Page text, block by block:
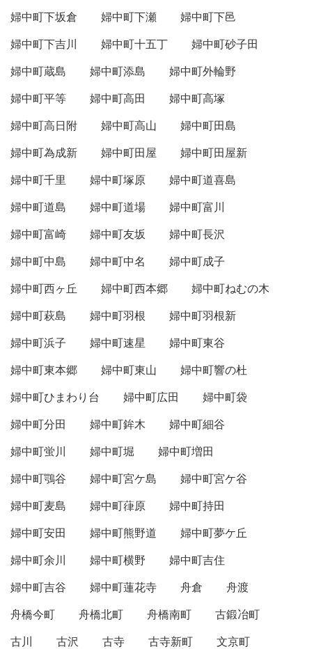
婦中町下坂倉
婦中町下瀬
婦中町下邑
婦中町下吉川
婦中町十五丁
婦中町砂子田
婦中町蔵島
婦中町添島
婦中町外輪野
婦中町平等
婦中町高田
婦中町高塚
婦中町高日附
婦中町高山
婦中町田島
婦中町為成新
婦中町田屋
婦中町田屋新
婦中町千里
婦中町塚原
婦中町道喜島
婦中町道島
婦中町道場
婦中町富川
婦中町富崎
婦中町友坂
婦中町長沢
婦中町中島
婦中町中名
婦中町成子
婦中町西ヶ丘
婦中町西本郷
婦中町ねむの木
婦中町萩島
婦中町羽根
婦中町羽根新
婦中町浜子
婦中町速星
婦中町東谷
婦中町東本郷
婦中町東山
婦中町響の杜
婦中町ひまわり台
婦中町広田
婦中町袋
婦中町分田
婦中町鉾木
婦中町細谷
婦中町蛍川
婦中町堀
婦中町増田
婦中町鶚谷
婦中町宮ケ島
婦中町宮ケ谷
婦中町麦島
婦中町葎原
婦中町持田
婦中町安田
婦中町熊野道
婦中町夢ケ丘
婦中町余川
婦中町横野
婦中町吉住
婦中町吉谷
婦中町蓮花寺 舟倉
舟渡
舟橋今町
舟橋北町 舟橋南町
古鍛冶町
古川
古沢 古寺 古寺新町
文京町